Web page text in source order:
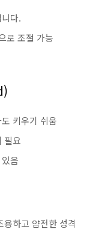
다.
로 조절 가능
키우기 쉬움
필요
음
하고 얌전한 성격